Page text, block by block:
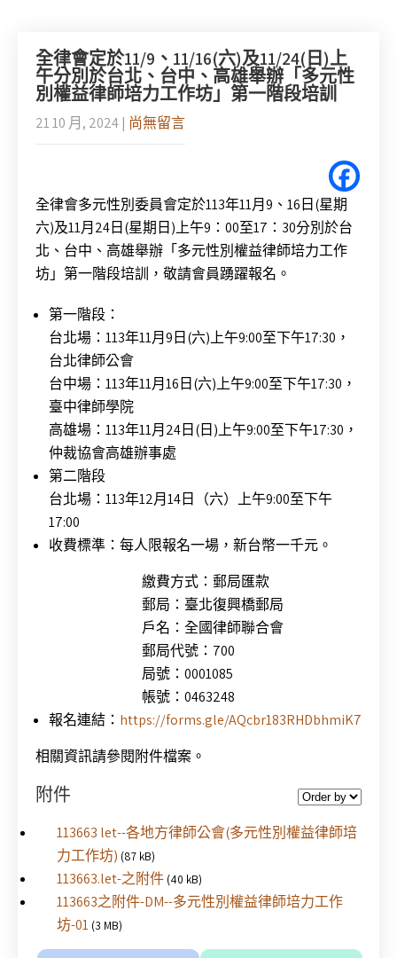
全律會定於11/9、11/16(六)及11/24(日)上
午分別於台北、台中、高雄舉辦「多元性
別權益律師培力工作坊」第一階段培訓
21 10 月, 2024 | 尚無留言
全律會多元性別委員會定於113年11月9 、 16 日 (星期
六)及11月 24日 (星期日 )上午9 ： 00至17 ： 30分別於台
北、台中、高雄舉辦「多元性別權益律師培力工作
坊」第一階段培訓，敬請會員踴躍報名。
第一階段：
台北場：113年11月9日(六)上午9:00至下午17:30，
台北律師公會
台中場：113年11月16日(六)上午9:00至下午17:30，
臺中律師學院
高雄場：113年11月24日(日)上午9:00至下午17:30，
仲裁協會高雄辦事處
第二階段
台北場：113年12月14日（六）上午9:00至下午
17:00
收費標準：每人限報名一場，新台幣一千元。
繳費方式：郵局匯款
郵局：臺北復興橋郵局
戶名：全國律師聯合會
郵局代號：700
局號：0001085
帳號：0463248
報名連結： https://forms.gle/AQcbr183RHDbhmiK7
相關資訊請參閱附件檔案。
附件
113663 let--各地方律師公會(多元性別權益律師培
力工作坊) (87 kB)
113663.let-之附件 (40 kB)
113663之附件-DM--多元性別權益律師培力工作
坊-01 (3 MB)